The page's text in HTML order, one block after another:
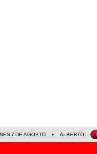
7 DE AGOSTO ALBERTO